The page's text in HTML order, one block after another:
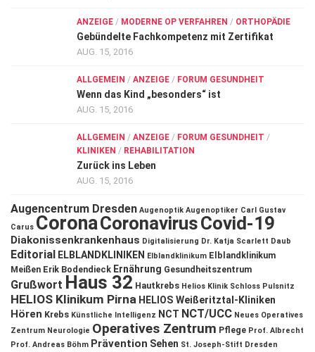
ANZEIGE / MODERNE OP VERFAHREN / ORTHOPÄDIE
Gebündelte Fachkompetenz mit Zertifikat
AUG. 15, 2016
ALLGEMEIN / ANZEIGE / FORUM GESUNDHEIT
Wenn das Kind „besonders“ ist
AUG. 15, 2016
ALLGEMEIN / ANZEIGE / FORUM GESUNDHEIT /
KLINIKEN / REHABILITATION
Zurück ins Leben
AUG. 15, 2016
Augencentrum Dresden Augenoptik Augenoptiker Carl Gustav
Carus CoronaCoronavirusCovid-19
Diakonissenkrankenhaus Digitalisierung Dr. Katja Scarlett Daub
Editorial ELBLANDKLINIKEN Elblandklinikum Elblandklinikum
Meißen Erik Bodendieck Ernährung Gesundheitszentrum
Grußwort Haus 32 Hautkrebs Helios Klinik Schloss Pulsnitz
HELIOS Klinikum Pirna HELIOS Weißeritztal-Kliniken
Hören Krebs Künstliche Intelligenz NCT NCT/UCC Neues Operatives
Zentrum Neurologie Operatives Zentrum Pflege Prof. Albrecht
Prof. Andreas Böhm Prävention Sehen St. Joseph-Stift Dresden